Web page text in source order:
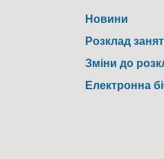
Новини
Розклад
Зміни до
Електронна